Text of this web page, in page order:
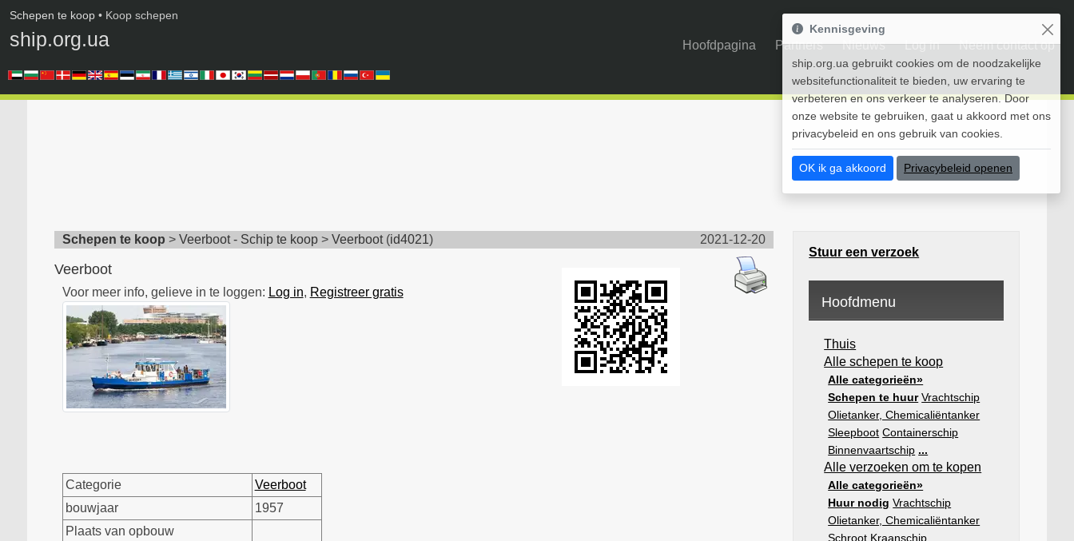
Schepen te koop • Koop schepen
ship.org.ua Hoofdpagina Partners Nieuws Log in Neem contact op
Schepen te koop > Veerboot - Schip te koop> Veerboot(id4021) 2021-12-20
Veerboot
Voor meer info, gelieve in te loggen: Log in, Registreer gratis
Categorie
Veerboot
bouwjaar
1957
Plaats van opbouw
Stuur een verzoek
Hoofdmenu
Thuis
Alle schepen te koop
Alle categorieën»
Schepen te huur Vrachtschip
Olietanker, Chemicaliëntanker
Sleepboot Containerschip
Binnenvaartschip ...
Alle verzoeken om te kopen
Alle categorieën»
Huur nodig Vrachtschip
Olietanker, Chemicaliëntanker
Schroot Kraanschip
Kennisgeving
ship.org.ua gebruikt cookies om de noodzakelijke
websitefunctionaliteit te bieden, uw ervaring te
verbeteren en ons verkeer te analyseren. Door
onze website te gebruiken, gaat u akkoord met ons
privacybeleid en ons gebruik van cookies.
OK ik ga akkoord Privacybeleid openen